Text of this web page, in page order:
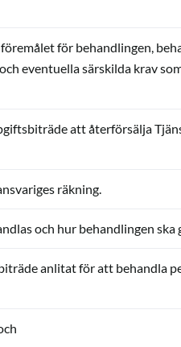
för behandlingen,
eventuella särskilda krav
att återförsälja
räkning.
och hur behandlingen ska
anlitat för att behandla